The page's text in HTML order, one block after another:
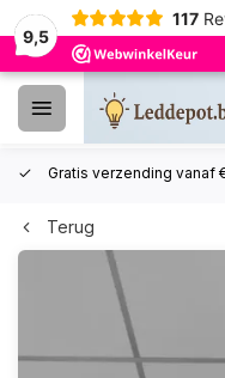
9,5
117
Gratis verzending vanaf
Terug
Wij slaan cookies op om onze
Nee